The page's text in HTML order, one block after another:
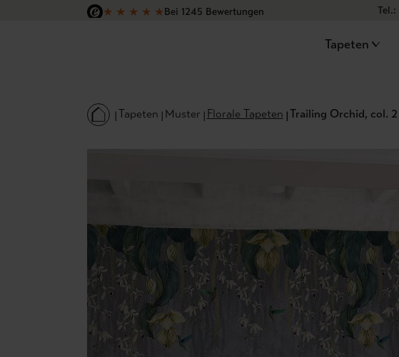
Hauptinhalt springen
Zur Suche springen
Zur Hauptnavigation springen
★ ★ ★ ★ ★Bei 1245 Bewertungen
Tel.:
Tapeten
Tapeten Muster Florale Tapeten Trailing Orchid, col. 2